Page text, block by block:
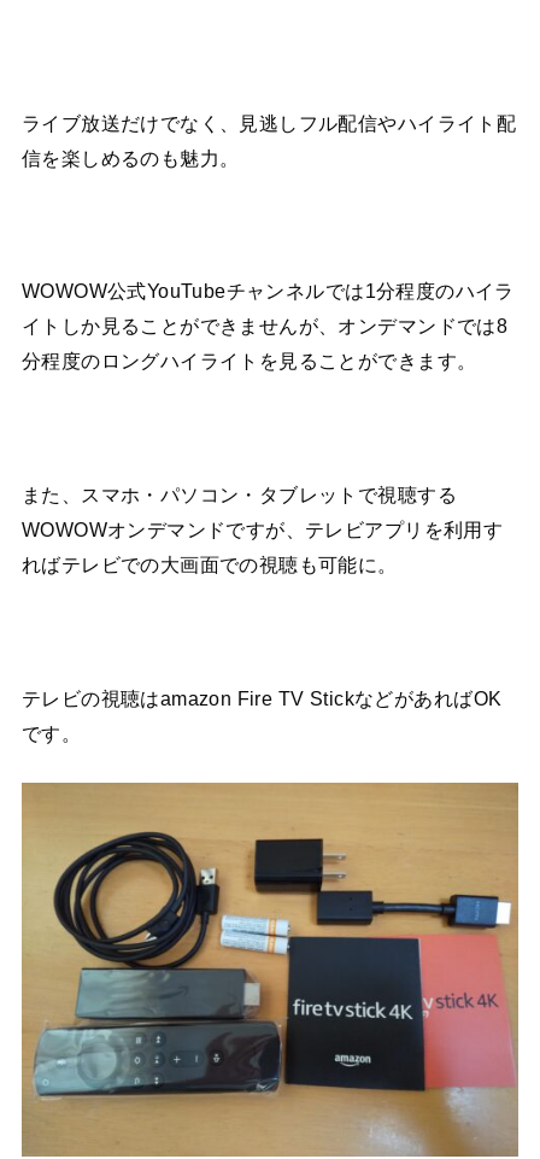
ライブ放送だけでなく、見逃しフル配信やハイライト配
信を楽しめるのも魅力。
WOWOW公式YouTubeチャンネルでは1分程度のハイラ
イトしか見ることができませんが、オンデマンドでは8
分程度のロングハイライトを見ることができます。
また、スマホ・パソコン・タブレットで視聴する
WOWOWオンデマンドですが、テレビアプリを利用す
ればテレビでの大画面での視聴も可能に。
テレビの視聴はamazon Fire TV StickなどがあればOK
です。